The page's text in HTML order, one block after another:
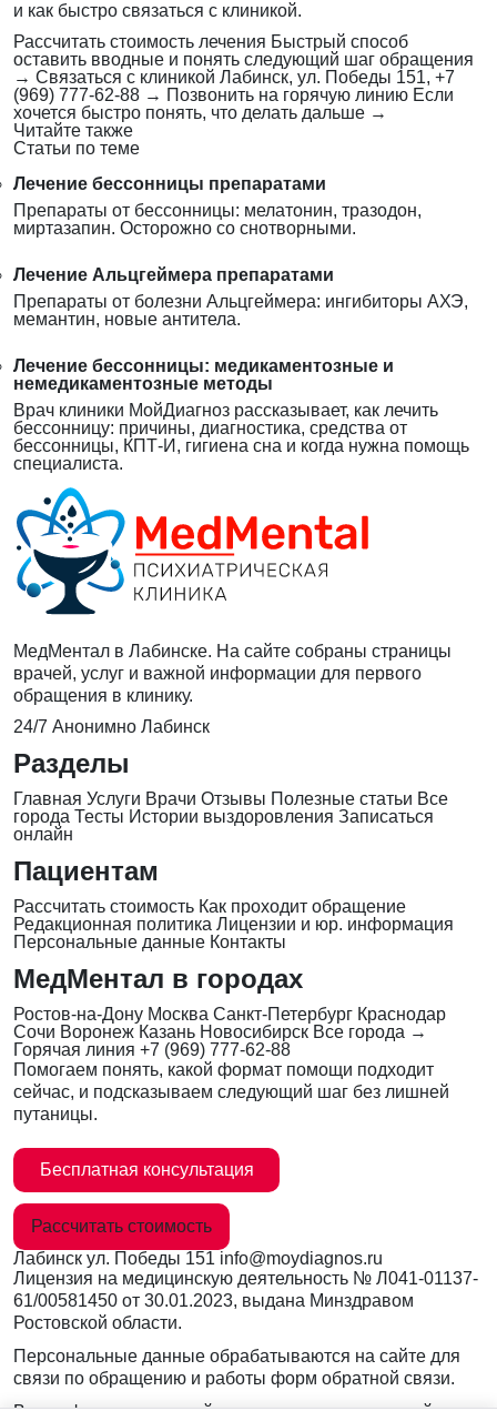
и как быстро связаться с клиникой.
Рассчитать стоимость лечения Быстрый способ
оставить вводные и понять следующий шаг обращения
→ Связаться с клиникой Лабинск, ул. Победы 151, +7
(969) 777-62-88 → Позвонить на горячую линию Если
хочется быстро понять, что делать дальше →
Читайте также
Статьи по теме
Лечение бессонницы препаратами
Препараты от бессонницы: мелатонин, тразодон,
миртазапин. Осторожно со снотворными.
Лечение Альцгеймера препаратами
Препараты от болезни Альцгеймера: ингибиторы АХЭ,
мемантин, новые антитела.
Лечение бессонницы: медикаментозные и
немедикаментозные методы
Врач клиники МойДиагноз рассказывает, как лечить
бессонницу: причины, диагностика, средства от
бессонницы, КПТ-И, гигиена сна и когда нужна помощь
специалиста.
МедМентал в Лабинске. На сайте собраны страницы
врачей, услуг и важной информации для первого
обращения в клинику.
24/7 Анонимно Лабинск
Разделы
Главная Услуги Врачи Отзывы Полезные статьи Все
города Тесты Истории выздоровления Записаться
онлайн
Пациентам
Рассчитать стоимость Как проходит обращение
Редакционная политика Лицензии и юр. информация
Персональные данные Контакты
МедМентал в городах
Ростов-на-Дону Москва Санкт-Петербург Краснодар
Сочи Воронеж Казань Новосибирск Все города →
Горячая линия +7 (969) 777-62-88
Помогаем понять, какой формат помощи подходит
сейчас, и подсказываем следующий шаг без лишней
путаницы.
Бесплатная консультация
Рассчитать стоимость
Лабинск ул. Победы 151 info@moydiagnos.ru
Лицензия на медицинскую деятельность № Л041-01137-
61/00581450 от 30.01.2023, выдана Минздравом
Ростовской области.
Персональные данные обрабатываются на сайте для
связи по обращению и работы форм обратной связи.